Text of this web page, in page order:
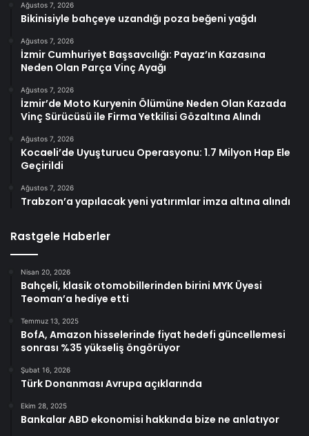
Ağustos 7, 2026
Bikinisiyle bahçeye uzandığı poza beğeni yağdı
Ağustos 7, 2026
İzmir Cumhuriyet Başsavcılığı: Payaz’ın Kazasına
Neden Olan Parça Vinç Ayağı
Ağustos 7, 2026
İzmir’de Moto Kuryenin Ölümüne Neden Olan Kazada
Vinç Sürücüsü ile Firma Yetkilisi Gözaltına Alındı
Ağustos 7, 2026
Kocaeli’de Uyuşturucu Operasyonu: 1.7 Milyon Hap Ele
Geçirildi
Ağustos 7, 2026
Trabzon’a yapılacak yeni yatırımlar imza altına alındı
Rastgele Haberler
Nisan 20, 2026
Bahçeli, klasik otomobillerinden birini MYK Üyesi
Teoman’a hediye etti
Temmuz 13, 2025
BofA, Amazon hisselerinde fiyat hedefi güncellemesi
sonrası %35 yükseliş öngörüyor
Şubat 16, 2026
Türk Donanması Avrupa açıklarında
Ekim 28, 2025
Bankalar ABD ekonomisi hakkında bize ne anlatıyor